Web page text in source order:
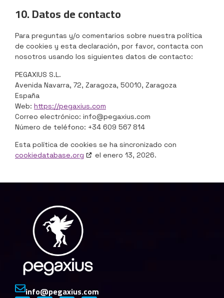
10. Datos de contacto
Para preguntas y/o comentarios sobre nuestra política
de cookies y esta declaración, por favor, contacta con
nosotros usando los siguientes datos de contacto:
PEGAXIUS S.L.
Avenida Navarra, 72, Zaragoza, 50010, Zaragoza
España
Web: https://pegaxius.com
Correo electrónico: info@pegaxius.com
Número de teléfono: +34 609 567 814
Esta política de cookies se ha sincronizado con
cookiedatabase.org
el enero 13, 2026.
info@pegaxius.com